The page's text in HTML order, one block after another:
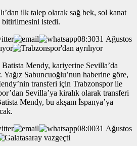
ilk talep olarak sağ bek, sol kanat
bitirilmesini istedi.
08:3031 Ağustos
Mendy, kariyerine Sevilla’da
Yağız Sabuncuoğlu’nun haberine göre,
transferi için Trabzonspor ile
Sevilla’ya kiralık olarak transferi
Mendy, bu akşam İspanya’ya
08:0031 Ağustos